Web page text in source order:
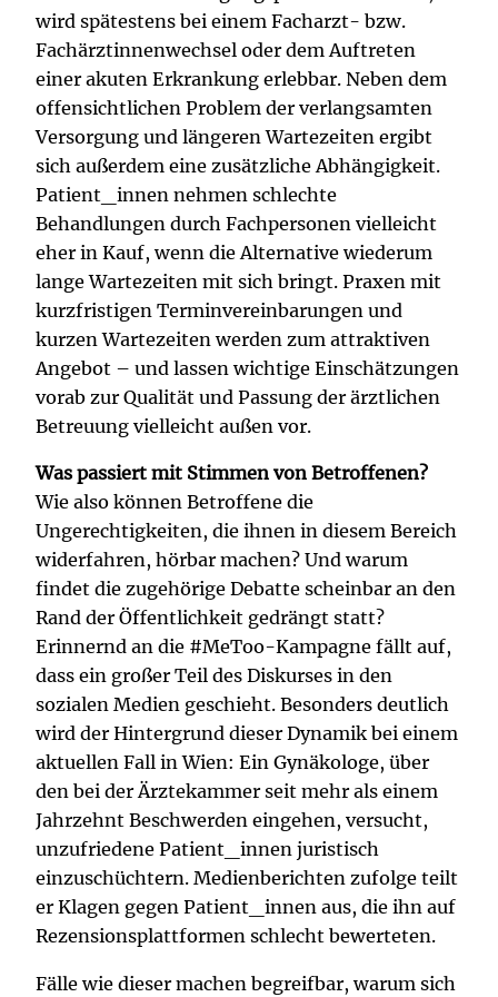
wird spätestens bei einem Facharzt- bzw.
Fachärztinnenwechsel oder dem Auftreten
einer akuten Erkrankung erlebbar. Neben dem
offensichtlichen Problem der verlangsamten
Versorgung und längeren Wartezeiten ergibt
sich außerdem eine zusätzliche Abhängigkeit.
Patient_innen nehmen schlechte
Behandlungen durch Fachpersonen vielleicht
eher in Kauf, wenn die Alternative wiederum
lange Wartezeiten mit sich bringt. Praxen mit
kurzfristigen Terminvereinbarungen und
kurzen Wartezeiten werden zum attraktiven
Angebot – und lassen wichtige Einschätzungen
vorab zur Qualität und Passung der ärztlichen
Betreuung vielleicht außen vor.
Was passiert mit Stimmen von Betroffenen?
Wie also können Betroffene die
Ungerechtigkeiten, die ihnen in diesem Bereich
widerfahren, hörbar machen? Und warum
findet die zugehörige Debatte scheinbar an den
Rand der Öffentlichkeit gedrängt statt?
Erinnernd an die #MeToo-Kampagne fällt auf,
dass ein großer Teil des Diskurses in den
sozialen Medien geschieht. Besonders deutlich
wird der Hintergrund dieser Dynamik bei einem
aktuellen Fall in Wien: Ein Gynäkologe, über
den bei der Ärztekammer seit mehr als einem
Jahrzehnt Beschwerden eingehen, versucht,
unzufriedene Patient_innen juristisch
einzuschüchtern. Medienberichten zufolge teilt
er Klagen gegen Patient_innen aus, die ihn auf
Rezensionsplattformen schlecht bewerteten.
Fälle wie dieser machen begreifbar, warum sich